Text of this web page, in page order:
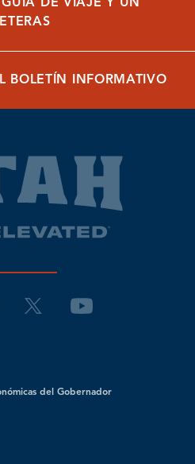
DE VIAJE Y UN
BOLETÍN INFORMATIVO
del Gobernador